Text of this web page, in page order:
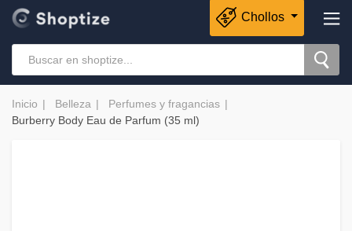
Chollos
Inicio Belleza
Perfumes y fragancias
Burberry Body Eau de Parfum (35 ml)